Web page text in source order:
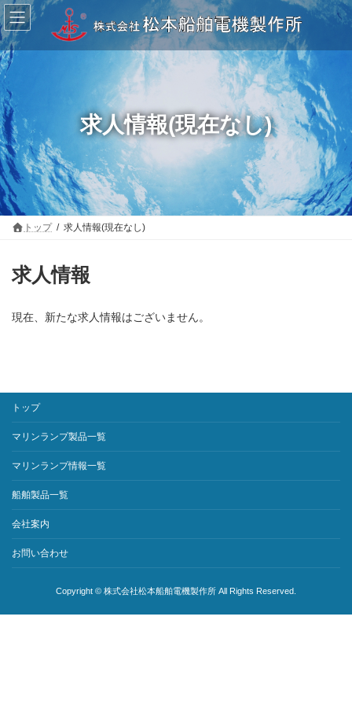
コ
ン
テ
ン
ツ
へ
ス
キ
ッ
プ
ナ
ビ
ゲ
ー
シ
ョ
ン
に
移
動
求人情報(現在なし)
トップ 求人情報(現在なし)
求人情報
現在、新たな求人情報はございません。
トップ
マリンランプ製品一覧
マリンランプ情報一覧
船舶製品一覧
会社案内
お問い合わせ
Copyright © 株式会社松本船舶電機製作所 All Rights Reserved.